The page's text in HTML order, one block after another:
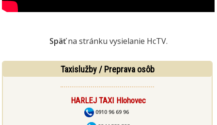
Späťna stránku vysielanie HcTV.
Taxislužby / Preprava osôb
HARLEJ TAXI Hlohovec
0910 96 69 96